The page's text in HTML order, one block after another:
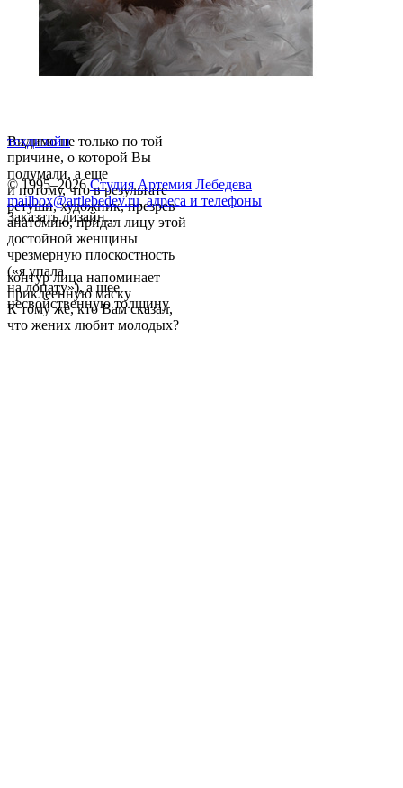
Видимо не только по той
причине, о которой Вы
подумали, а еще
и потому, что в результате
ретуши, художник, презрев
анатомию, придал лицу этой
достойной женщины
чрезмерную плоскостность
(«я упала
на лопату»), а шее —
несвойственную толщину.
контур лица напоминает
приклеенную маску
К тому же, кто Вам сказал,
что жених любит молодых?
техдизайн
© 1995–2026 Студия Артемия Лебедева
mailbox@artlebedev.ru, адреса и телефоны
Заказать дизайн...